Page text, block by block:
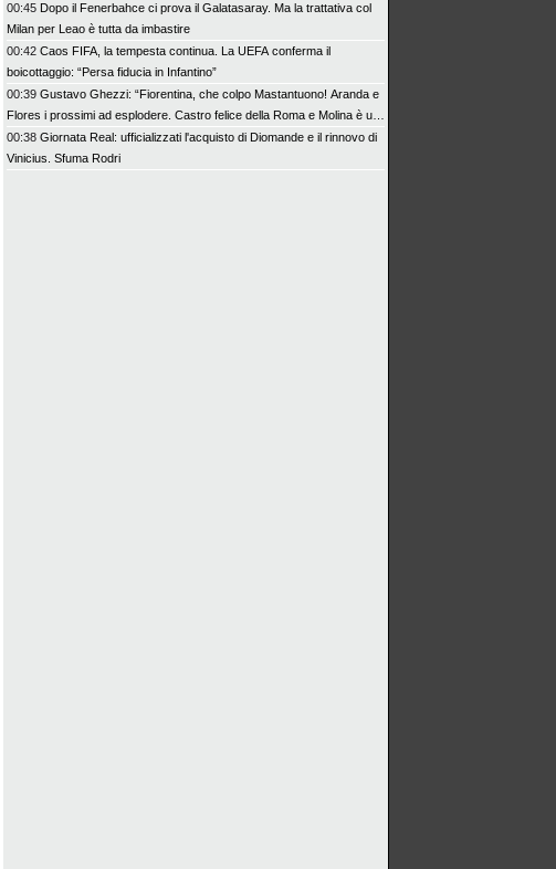
00:45 Dopo il Fenerbahce ci prova il Galatasaray. Ma la trattativa col
Milan per Leao è tutta da imbastire
00:42 Caos FIFA, la tempesta continua. La UEFA conferma il
boicottaggio: “Persa fiducia in Infantino”
00:39 Gustavo Ghezzi: “Fiorentina, che colpo Mastantuono! Aranda e
Flores i prossimi ad esplodere. Castro felice della Roma e Molina è un
bel colpo”
00:38 Giornata Real: ufficializzati l'acquisto di Diomande e il rinnovo di
Vinicius. Sfuma Rodri